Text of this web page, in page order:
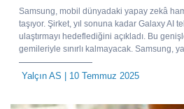
Samsung, mobil dünyadaki yapay zekâ
taşıyor. Şirket, yıl sonuna kadar Galaxy AI
ulaştırmayı hedeflediğini açıkladı. Bu
gemileriyle sınırlı kalmayacak. Samsung,
Yalçın AS | 10 Temmuz 2025